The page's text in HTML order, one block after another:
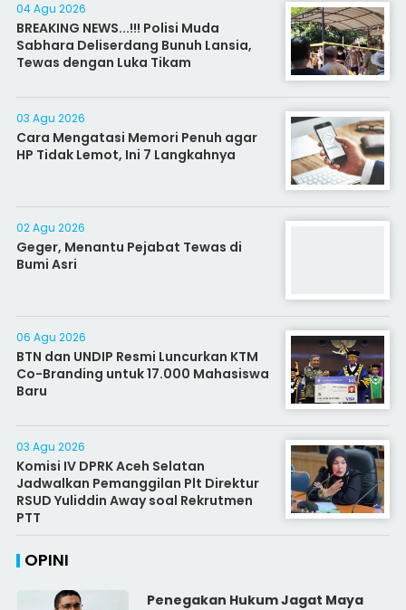
04 Agu 2026
BREAKING NEWS...!!! Polisi Muda
Sabhara Deliserdang Bunuh Lansia,
Tewas dengan Luka Tikam
03 Agu 2026
Cara Mengatasi Memori Penuh agar
HP Tidak Lemot, Ini 7 Langkahnya
02 Agu 2026
Geger, Menantu Pejabat Tewas di
Bumi Asri
06 Agu 2026
BTN dan UNDIP Resmi Luncurkan KTM
Co-Branding untuk 17.000 Mahasiswa
Baru
03 Agu 2026
Komisi IV DPRK Aceh Selatan
Jadwalkan Pemanggilan Plt Direktur
RSUD Yuliddin Away soal Rekrutmen
PTT
OPINI
Penegakan Hukum Jagat Maya